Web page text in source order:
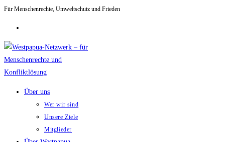
Zum
Für Menschenrechte, Umweltschutz und Frieden
Über uns
Wer wir sind
Unsere Ziele
Mitglieder